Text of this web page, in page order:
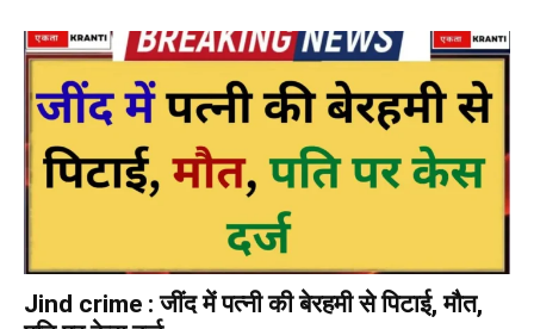
Jind crime : जींद में पत्नी की बेरहमी से पिटाई, मौत,